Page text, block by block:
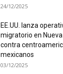
24/12/2025
EE.UU. lanza
migratorio en
contra
mexicanos
03/12/2025